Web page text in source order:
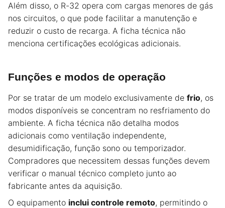
Além disso, o R-32 opera com cargas menores de gás
nos circuitos, o que pode facilitar a manutenção e
reduzir o custo de recarga. A ficha técnica não
menciona certificações ecológicas adicionais.
Funções e modos de operação
Por se tratar de um modelo exclusivamente de frio, os
modos disponíveis se concentram no resfriamento do
ambiente. A ficha técnica não detalha modos
adicionais como ventilação independente,
desumidificação, função sono ou temporizador.
Compradores que necessitem dessas funções devem
verificar o manual técnico completo junto ao
fabricante antes da aquisição.
O equipamento inclui controle remoto, permitindo o